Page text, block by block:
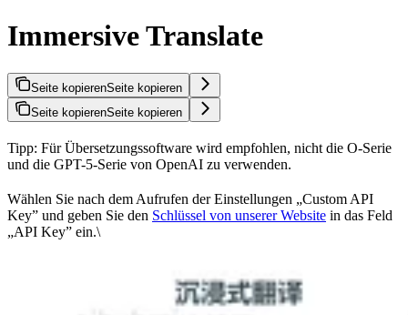
Immersive Translate
Seite kopierenSeite kopieren
Seite kopierenSeite kopieren
Tipp: Für Übersetzungssoftware wird empfohlen, nicht die O-Serie
und die GPT-5-Serie von OpenAI zu verwenden.
Wählen Sie nach dem Aufrufen der Einstellungen „Custom API
Key” und geben Sie den Schlüssel von unserer Website in das Feld
„API Key” ein.\